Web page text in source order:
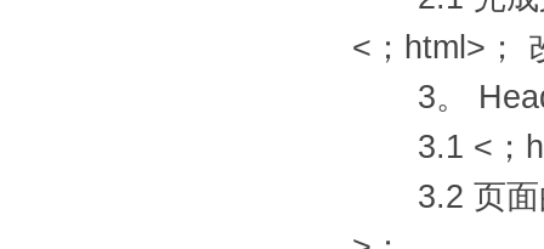
<；html>；
3。
3.1 <；
3.2 页面的